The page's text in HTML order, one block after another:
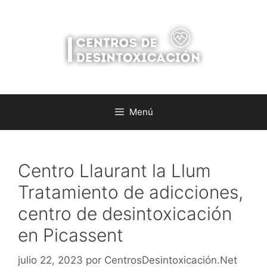
Menú
Centro Llaurant la Llum
Tratamiento de adicciones,
centro de desintoxicación
en Picassent
julio 22, 2023 por CentrosDesintoxicación.Net